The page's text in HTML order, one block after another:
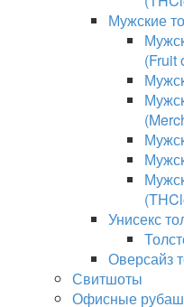
Мужские
(Fruit
Унисекс
Оверсайз
Свитшоты
Офисные